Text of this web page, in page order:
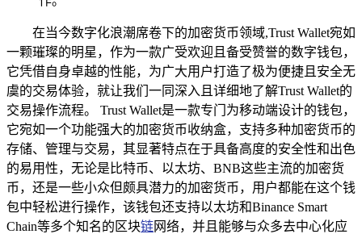
在当今数字化浪潮席卷下的加密货币领域,Trust Wallet宛如
一颗璀璨的明星，作为一款广受欢迎且备受赞誉的数字钱包，
它凭借自身卓越的性能，为广大用户打造了极为便捷且安全无
虞的交易体验，就让我们一同深入且详细地了解Trust Wallet的
交易操作流程。 Trust Wallet是一款专门为移动端设计的钱包，
它宛如一个功能强大的加密货币收纳盒，支持多种加密货币的
存储、管理与交易，其显著特点在于具备高度的安全性和出色
的易用性，无论是比特币、以太坊、BNB这些主流的加密货
币，还是一些小众但颇具潜力的加密货币，用户都能在这个钱
包中轻松进行操作，该钱包还支持以太坊和Binance Smart
Chain等多个知名的区块链网络，并且能够与众多去中心化应